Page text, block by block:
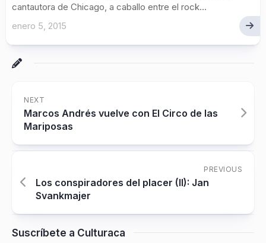
cantautora de Chicago, a caballo entre el rock...
enero 5, 2015
NEXT
Marcos Andrés vuelve con El Circo de las
Mariposas
PREVIOUS
Los conspiradores del placer (II): Jan
Svankmajer
Suscríbete a Culturaca